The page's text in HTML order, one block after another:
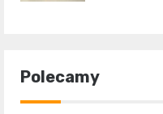
Polecamy